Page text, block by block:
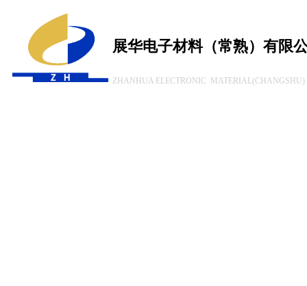
展华电子材料（常熟）有限
ZHANHUA ELECTRONIC MATERIAL(CHANGSHU)